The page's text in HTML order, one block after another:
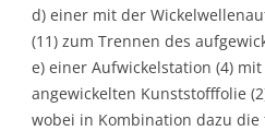
d) einer mit der
(11) zum Trennen des
e) einer Aufwickelstation (4)
angewickelten Kunststofffolie
wobei in Kombination dazu